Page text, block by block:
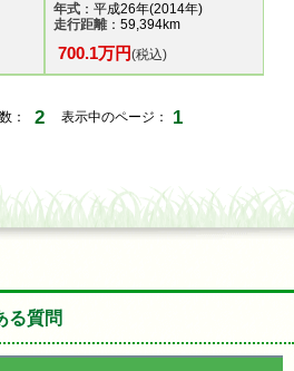
年式：平成26年(2014年)
走行距離：59,394km
700.1万円(税込)
： 2 表示中のページ： 1
る質問